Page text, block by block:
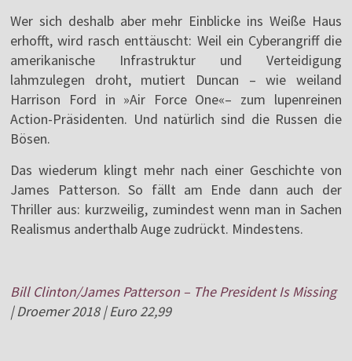
Wer sich deshalb aber mehr Einblicke ins Weiße Haus
erhofft, wird rasch enttäuscht: Weil ein Cyberangriff die
amerikanische Infrastruktur und Verteidigung
lahmzulegen droht, mutiert Duncan – wie weiland
Harrison Ford in »Air Force One«– zum lupenreinen
Action-Präsidenten. Und natürlich sind die Russen die
Bösen.
Das wiederum klingt mehr nach einer Geschichte von
James Patterson. So fällt am Ende dann auch der
Thriller aus: kurzweilig, zumindest wenn man in Sachen
Realismus anderthalb Auge zudrückt. Mindestens.
Bill Clinton/James Patterson – The President Is Missing
| Droemer 2018 | Euro 22,99